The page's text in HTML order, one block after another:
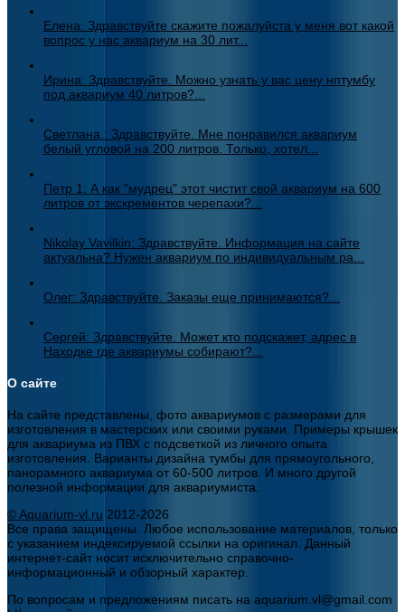
Елена: Здравствуйте скажите пожалуйста у меня вот какой
вопрос у нас аквариум на 30 лит...
Ирина: Здравствуйте. Можно узнать у вас цену нптумбу
под аквариум 40 литров?...
Светлана.: Здравствуйте. Мне понравился аквариум
белый угловой на 200 литров. Только, хотел...
Петр 1: А как "мудрец" этот чистит свой аквариум на 600
литров от экскрементов черепахи?...
Nikolay Vavilkin: Здравствуйте. Информация на сайте
актуальна? Нужен аквариум по индивидуальным ра...
Олег: Здравствуйте. Заказы еще принимаются?...
Сергей: Здравствуйте. Может кто подскажет, адрес в
Находке где аквариумы собирают?...
О сайте
На сайте представлены, фото аквариумов с размерами для
изготовления в мастерских или своими руками. Примеры крышек
для аквариума из ПВХ с подсветкой из личного опыта
изготовления. Варианты дизайна тумбы для прямоугольного,
панорамного аквариума от 60-500 литров. И много другой
полезной информации для аквариумиста.
© Aquarium-vl.ru 2012-2026
Все права защищены. Любое использование материалов, только
с указанием индексируемой ссылки на оригинал. Данный
интернет-сайт носит исключительно справочно-
информационный и обзорный характер.
По вопросам и предложениям писать на aquarium.vl@gmail.com